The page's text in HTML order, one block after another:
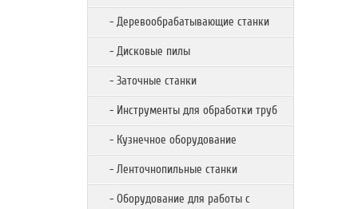
- Деревообрабатывающие станки
- Дисковые пилы
- Заточные станки
- Инструменты для обработки труб
- Кузнечное оборудование
- Ленточнопильные станки
- Оборудование для работы с